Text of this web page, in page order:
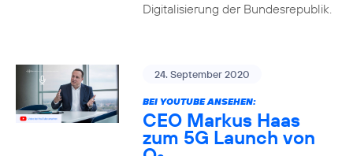
Digitalisierung der Bundesrepublik.
24. September 2020
BEI YOUTUBE ANSEHEN:
CEO Markus Haas
zum 5G Launch von